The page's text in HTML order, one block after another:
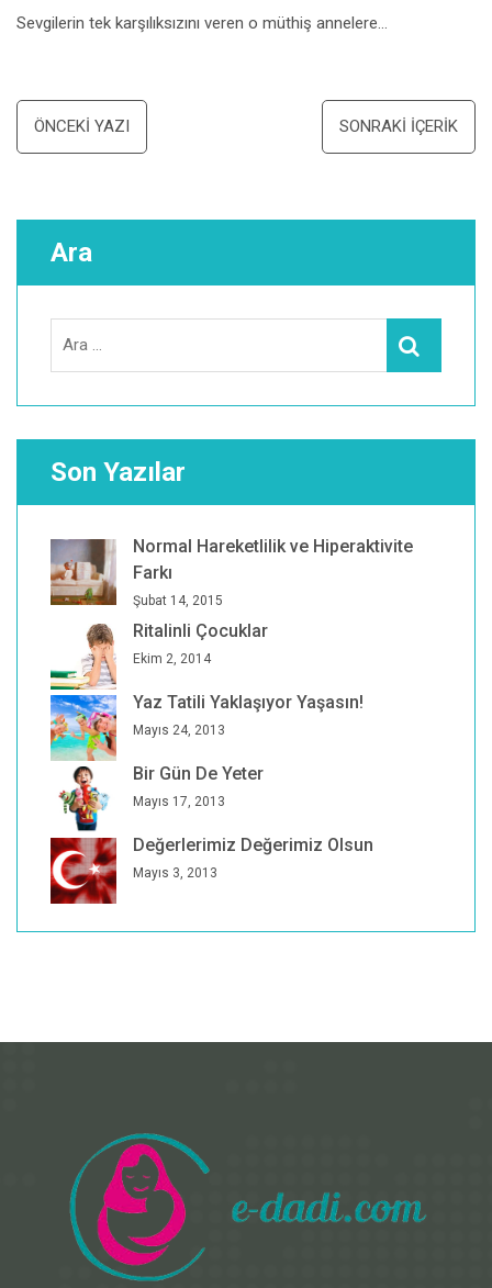
Sevgilerin tek karşılıksızını veren o müthiş annelere…
Yazı
dolaşımı
ÖNCEKI YAZI SONRAKI İÇERIK
Ara
Ara
Son Yazılar
Normal Hareketlilik ve Hiperaktivite
Farkı
Şubat 14, 2015
Ritalinli Çocuklar
Ekim 2, 2014
Yaz Tatili Yaklaşıyor Yaşasın!
Mayıs 24, 2013
Bir Gün De Yeter
Mayıs 17, 2013
Değerlerimiz Değerimiz Olsun
Mayıs 3, 2013